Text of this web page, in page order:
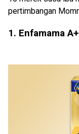
pertimbangan
1. Enfamama A+